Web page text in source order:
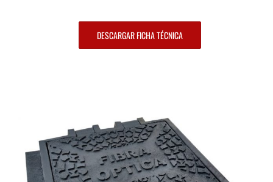
DESCARGAR FICHA TÉCNICA